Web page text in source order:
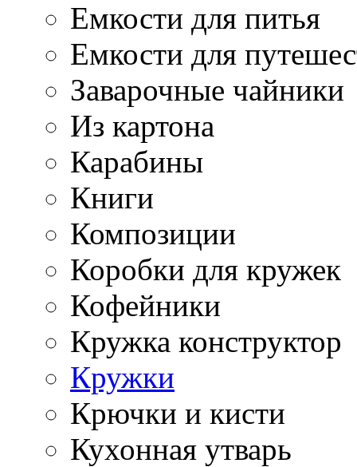
Емкости для питья
Емкости для
Заварочные чайники
Из картона
Карабины
Книги
Композиции
Коробки для кружек
Кофейники
Кружка конструктор
Кружки
Крючки и кисти
Кухонная утварь